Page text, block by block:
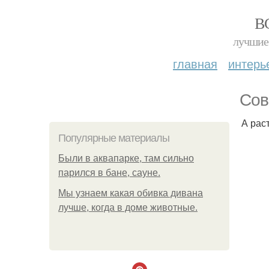
лучшие
главная
Популярные материалы
Были в аквапарке, там сильно
парился в бане, сауне.
Мы узнаем какая обивка дивана
лучше, когда в доме животные.
А